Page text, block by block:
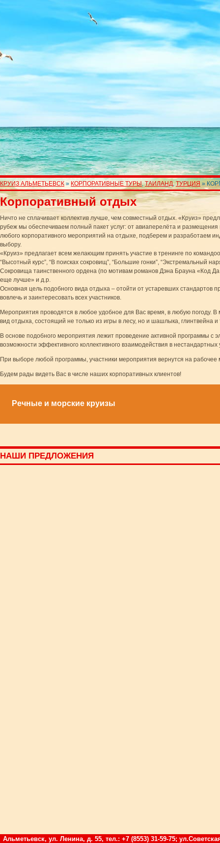
КРУИЗ АЛЬМЕТЬЕВСК » КОРПОРАТИВНЫЕ ТУРЫ,ТАИЛАНД,ТУРЦИЯ »
Корпоративный отдых
Ничто не сплачивает коллектив лучше, чем совместный отдых. «Круиз»
рубеж мы обеспечиваем полный пакет услуг: от авиаперелёта и
любого корпоративного мероприятий на отдыхе, подберем и разработаем
выбору.
«Круиз» предлагает всем желающим принять участие в тренинге по
“Высотный курс”, “В поисках сокровищ”, “Большие гонки”, “Экстремальный
Сокровища таинственного ордена (по мотивам романов Дэна Брауна «Код
еще лучше» и д.р.
Основная цель подобного вида отдыха – отойти от устаревших стандартов
вовлечь и заинтересовать всех участников.
Мероприятия проводятся в любое удобное для Вас время, в любую погоду.
вид отдыха, состоящий не только из игры в лесу, но и шашлыка,
В основе подобного мероприятия лежит проведение активной программы с
возможности эффективного коллективного взаимодействия в нестандартных
При выборе любой программы, участники мероприятия вернутся на
Будем рады видеть Вас в числе наших корпоративных клиентов!
Речные и морские круизы
НАШИ ПРЕДЛОЖЕНИЯ
Альметьевск, ул. Ленина, д. 55, тел.: +7 (8553) 31-59-75;